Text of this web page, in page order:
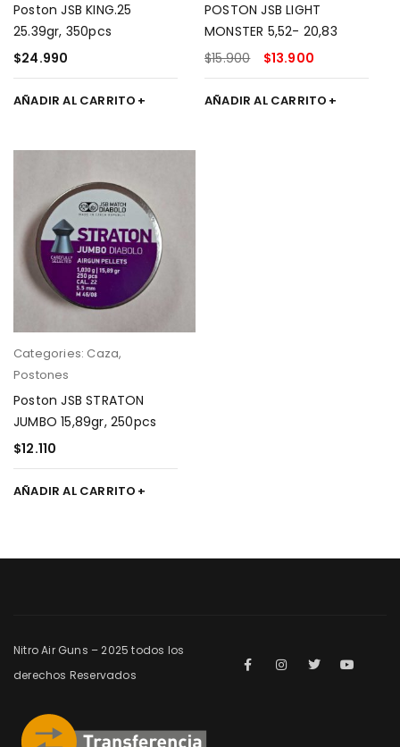
Poston JSB KING.25
25.39gr, 350pcs
$24.990
AÑADIR AL CARRITO
POSTON JSB LIGHT
MONSTER 5,52- 20,83
$15.900 $13.900
AÑADIR AL CARRITO
Categories: Caza,
Postones
Poston JSB STRATON
JUMBO 15,89gr, 250pcs
$12.110
AÑADIR AL CARRITO
Nitro Air Guns – 2025 todos los
derechos Reservados